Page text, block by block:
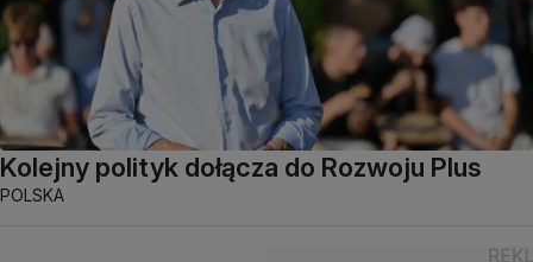
Kolejny polityk dołącza do Rozwoju Plus
POLSKA